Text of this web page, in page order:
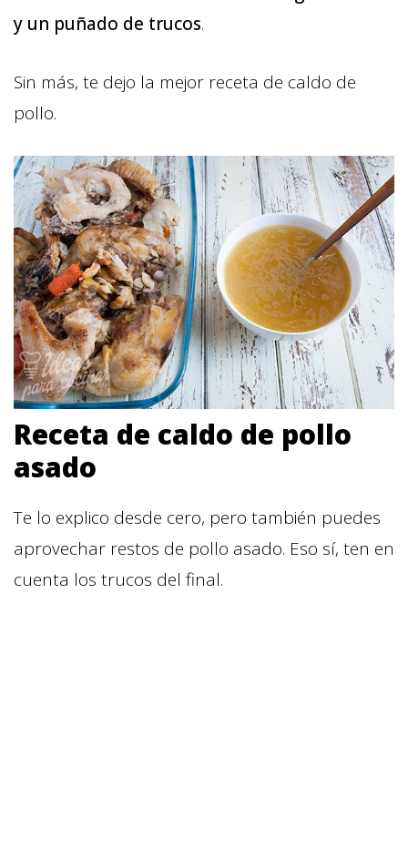
y un puñado de trucos.
Sin más, te dejo la mejor receta de caldo de
pollo.
Receta de caldo de pollo
asado
Te lo explico desde cero, pero también puedes
aprovechar restos de pollo asado. Eso sí, ten en
cuenta los trucos del final.